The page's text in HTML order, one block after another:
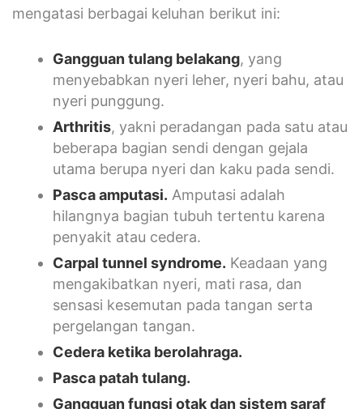
mengatasi berbagai keluhan berikut ini:
Gangguan tulang belakang, yang
menyebabkan nyeri leher, nyeri bahu, atau
nyeri punggung.
Arthritis, yakni peradangan pada satu atau
beberapa bagian sendi dengan gejala
utama berupa nyeri dan kaku pada sendi.
Pasca amputasi. Amputasi adalah
hilangnya bagian tubuh tertentu karena
penyakit atau cedera.
Carpal tunnel syndrome. Keadaan yang
mengakibatkan nyeri, mati rasa, dan
sensasi kesemutan pada tangan serta
pergelangan tangan.
Cedera ketika berolahraga.
Pasca patah tulang.
Gangguan fungsi otak dan sistem saraf